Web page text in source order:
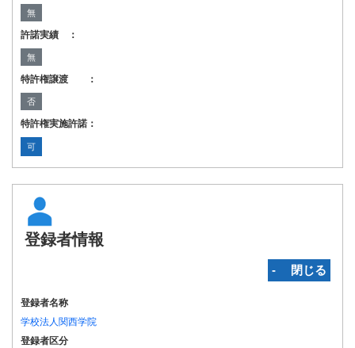
無
許諾実績 ：
無
特許権譲渡 ：
否
特許権実施許諾：
可
登録者情報
‐ 閉じる
登録者名称
学校法人関西学院
登録者区分